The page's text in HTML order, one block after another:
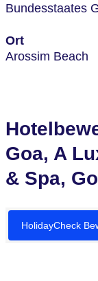
Bundesstaates
Ort
Arossim Beach
Goa, A
& Spa,
HolidayCheck